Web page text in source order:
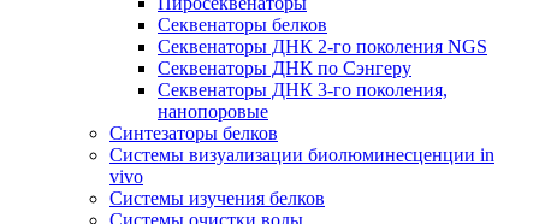
Секвенаторы белков
Секвенаторы ДНК 2-го поколения NGS
Секвенаторы ДНК по Сэнгеру
Секвенаторы ДНК 3-го поколения,
нанопоровые
Синтезаторы белков
Системы визуализации биолюминесценции in
vivo
Системы изучения белков
Системы очистки воды